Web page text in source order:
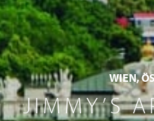
WIEN,
JIMMY’S